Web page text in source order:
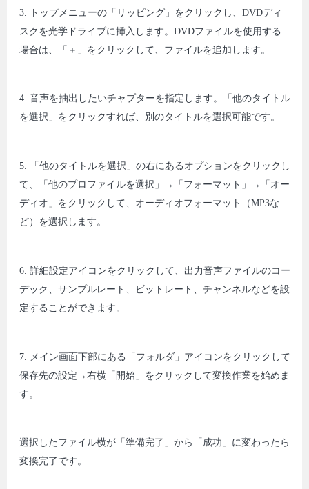
3. トップメニューの「リッピング」をクリックし、DVDディ
スクを光学ドライブに挿入します。DVDファイルを使用する
場合は、「＋」をクリックして、ファイルを追加します。
4. 音声を抽出したいチャプターを指定します。「他のタイトル
を選択」をクリックすれば、別のタイトルを選択可能です。
5. 「他のタイトルを選択」の右にあるオプションをクリックし
て、「他のプロファイルを選択」→「フォーマット」→「オー
ディオ」をクリックして、オーディオフォーマット（MP3な
ど）を選択します。
6. 詳細設定アイコンをクリックして、出力音声ファイルのコー
デック、サンプルレート、ビットレート、チャンネルなどを設
定することができます。
7. メイン画面下部にある「フォルダ」アイコンをクリックして
保存先の設定→右横「開始」をクリックして変換作業を始めま
す。
選択したファイル横が「準備完了」から「成功」に変わったら
変換完了です。